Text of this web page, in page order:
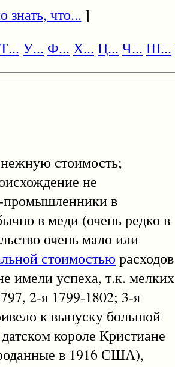
знать, что... ]
Т... У... Ф... Х... Ц... Ч... Ш...
стоимость;
не
промышленники в
в меди (очень редко в
очень мало или
стоимостью расходов
имели успеха, т.к. мелких
2-я 1799-1802; 3-я
к выпуску большой
короле Кристиане
в 1916 США),